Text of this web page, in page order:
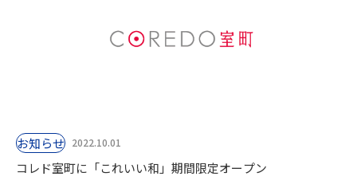
お知らせ 2022.10.01
コレド室町に「これいい和」期間限定オープン